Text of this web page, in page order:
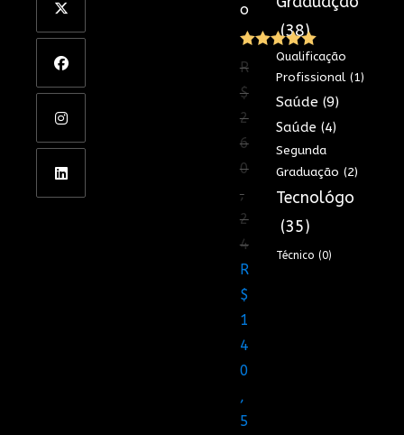
o
Avaliação
de 5
R
$
2
6
0
,
2
4
O
preço
original
R
$
1
4
0
,
5
(38)
Qualificação
Profissional (1)
Saúde (9)
Saúde (4)
Segunda
Graduação (2)
Tecnológo
(35)
Técnico (0)